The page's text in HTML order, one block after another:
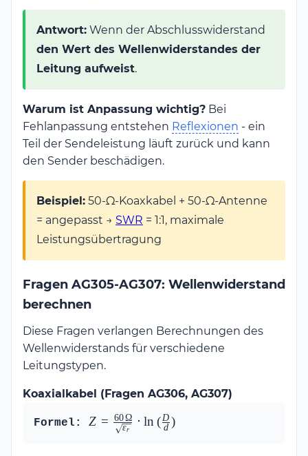
Antwort: Wenn der Abschlusswiderstand
den Wert des Wellenwiderstandes der
Leitung aufweist.
Warum ist Anpassung wichtig? Bei
Fehlanpassung entstehen Reflexionen - ein
Teil der Sendeleistung läuft zurück und kann
den Sender beschädigen.
Beispiel: 50-Ω-Koaxkabel + 50-Ω-Antenne
= angepasst → SWR = 1:1, maximale
Leistungsübertragung
Fragen AG305-AG307: Wellenwiderstand
berechnen
Diese Fragen verlangen Berechnungen des
Wellenwiderstands für verschiedene
Leitungstypen.
Koaxialkabel (Fragen AG306, AG307)
Formel:
Z =
\frac{60\,\Omega}
Z = εr
60Ω ⋅ ln ( d
D )